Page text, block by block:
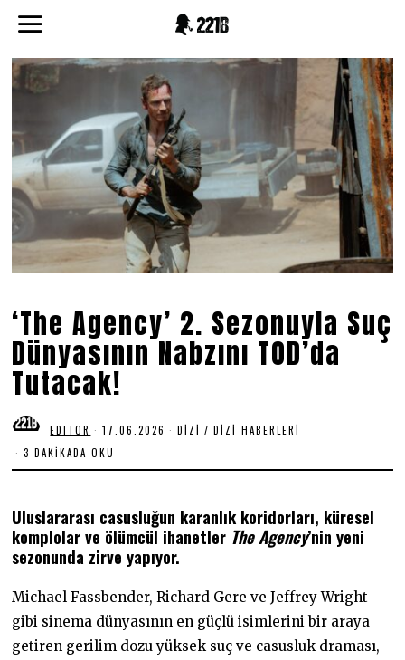
‘The Agency’ 2. Sezonuyla Suç
Dünyasının Nabzını TOD’da
Tutacak!
EDITOR 17.06.2026 1
0
2
0
2
6
DIZI / DIZI HABERLERI
3 DAKIKADA OKU
​Uluslararası casusluğun karanlık koridorları, küresel
komplolar ve ölümcül ihanetler The Agency’nin yeni
sezonunda zirve yapıyor.
Michael Fassbender, Richard Gere ve Jeffrey Wright
gibi sinema dünyasının en güçlü isimlerini bir araya
getiren gerilim dozu yüksek suç ve casusluk draması,